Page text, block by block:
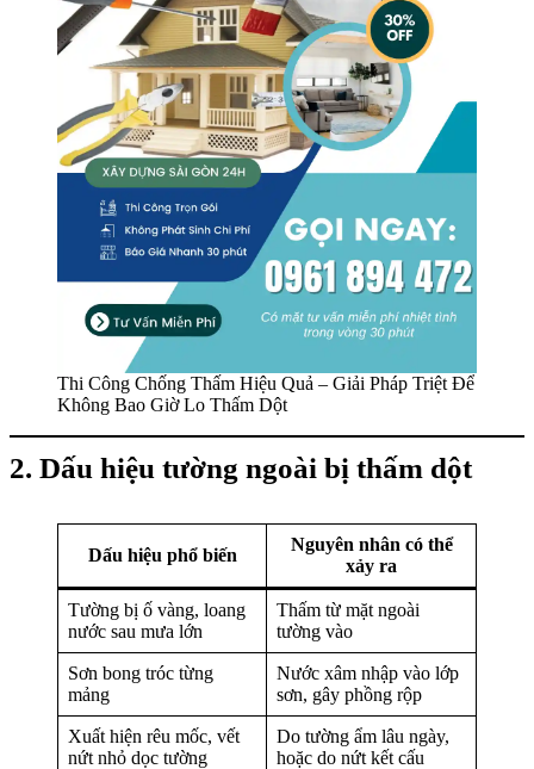
Thi Công Chống Thấm Hiệu Quả – Giải Pháp Triệt Để
Không Bao Giờ Lo Thấm Dột
2. Dấu hiệu tường ngoài bị thấm dột
Dấu hiệu phổ biến
Nguyên nhân có thể
xảy ra
Tường bị ố vàng, loang
nước sau mưa lớn
Thấm từ mặt ngoài
tường vào
Sơn bong tróc từng
mảng
Nước xâm nhập vào lớp
sơn, gây phồng rộp
Xuất hiện rêu mốc, vết
nứt nhỏ dọc tường
Do tường ẩm lâu ngày,
hoặc do nứt kết cấu